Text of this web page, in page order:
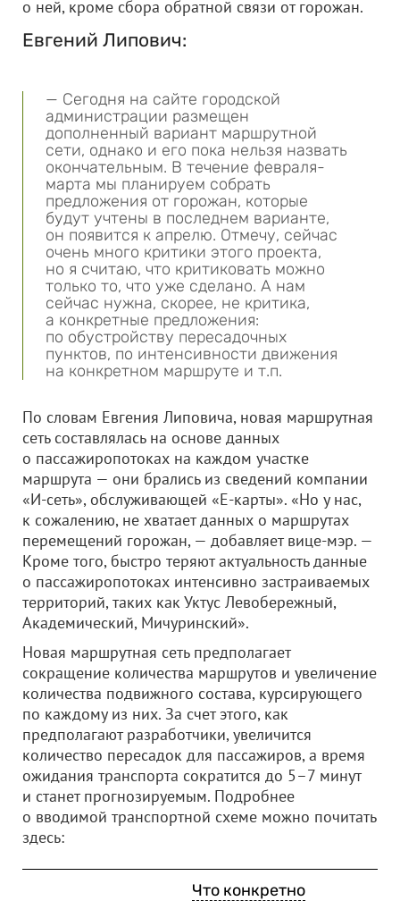
о ней, кроме сбора обратной связи от горожан.
Евгений Липович:
— Сегодня на сайте городской
администрации размещен
дополненный вариант маршрутной
сети, однако и его пока нельзя назвать
окончательным. В течение февраля-
марта мы планируем собрать
предложения от горожан, которые
будут учтены в последнем варианте,
он появится к апрелю. Отмечу, сейчас
очень много критики этого проекта,
но я считаю, что критиковать можно
только то, что уже сделано. А нам
сейчас нужна, скорее, не критика,
а конкретные предложения:
по обустройству пересадочных
пунктов, по интенсивности движения
на конкретном маршруте и т.п.
По словам Евгения Липовича, новая маршрутная
сеть составлялась на основе данных
о пассажиропотоках на каждом участке
маршрута — они брались из сведений компании
«И-сеть», обслуживающей «Е-карты». «Но у нас,
к сожалению, не хватает данных о маршрутах
перемещений горожан, — добавляет вице-мэр. —
Кроме того, быстро теряют актуальность данные
о пассажиропотоках интенсивно застраиваемых
территорий, таких как Уктус Левобережный,
Академический, Мичуринский».
Новая маршрутная сеть предполагает
сокращение количества маршрутов и увеличение
количества подвижного состава, курсирующего
по каждому из них. За счет этого, как
предполагают разработчики, увеличится
количество пересадок для пассажиров, а время
ожидания транспорта сократится до 5–7 минут
и станет прогнозируемым. Подробнее
о вводимой транспортной схеме можно почитать
здесь:
Что конкретно